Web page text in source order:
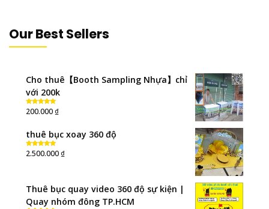
Our Best Sellers
Cho thuê【Booth Sampling Nhựa】chỉ
với 200k
Rated5.00
out of 5
200.000₫
thuê bục xoay 360 độ
Rated5.00
out of 5
2.500.000₫
Thuê bục quay video 360 độ sự kiện |
Quay nhóm đông TP.HCM